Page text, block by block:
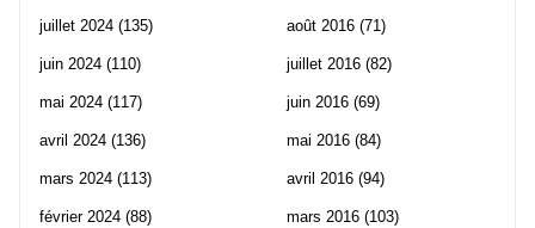
juillet 2024 (135)
juin 2024 (110)
mai 2024 (117)
avril 2024 (136)
mars 2024 (113)
février 2024 (88)
août 2016 (71)
juillet 2016 (82)
juin 2016 (69)
mai 2016 (84)
avril 2016 (94)
mars 2016 (103)